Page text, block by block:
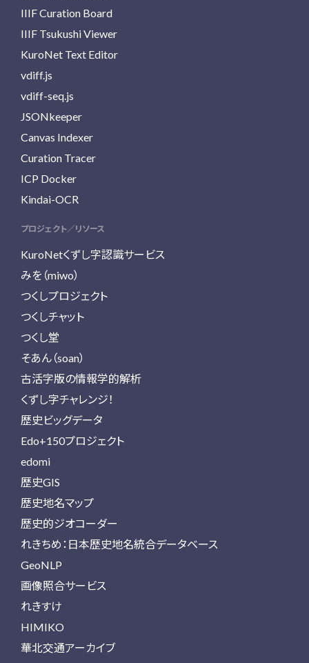
IIIF Curation Board
IIIF Tsukushi Viewer
KuroNet Text Editor
vdiff.js
vdiff-seq.js
JSONkeeper
Canvas Indexer
Curation Tracer
ICP Docker
Kindai-OCR
プロジェクト／リソース
KuroNetくずし字認識サービス
みを（miwo）
つくしプロジェクト
つくしチャット
つくし堂
そあん（soan）
古活字版の情報学的解析
くずし字チャレンジ！
歴史ビッグデータ
Edo+150プロジェクト
edomi
歴史GIS
歴史地名マップ
歴史的ジオコーダー
れきちめ：日本歴史地名統合データベース
GeoNLP
画像照合サービス
れきすけ
HIMIKO
華北交通アーカイブ